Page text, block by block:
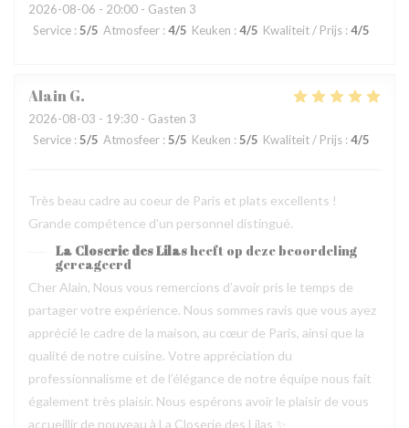
2026-08-06 - 20:00 - Gasten 3
Service : 5/5 Atmosfeer : 4/5 Keuken : 4/5 Kwaliteit / Prijs : 4/5
AlainG
2026-08-03 - 19:30 - Gasten 3
Service : 5/5 Atmosfeer : 5/5 Keuken : 5/5 Kwaliteit / Prijs : 4/5
Très beau cadre au coeur de Paris et plats excellents !
Grande compétence d'un personnel distingué.
La Closerie des Lilasheeft op deze beoordeling
gereageerd
Cher Alain, Nous vous remercions d’avoir pris le temps de
partager votre expérience. Nous sommes ravis que vous ayez
apprécié le cadre de la maison, au cœur de Paris, ainsi que la
qualité de notre cuisine. Votre appréciation du
professionnalisme et de l’élégance de notre équipe nous fait
également très plaisir. Nous espérons avoir le plaisir de vous
accueillir de nouveau à La Closerie des Lilas ✨